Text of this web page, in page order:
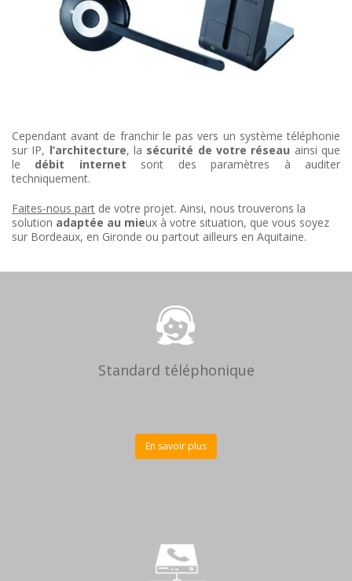
Cependant avant de franchir le pas vers un système téléphonie
sur IP, l’architecture, la sécurité de votre réseau ainsi que
le débit internet sont des paramètres à auditer
techniquement.
Faites-nous part de votre projet. Ainsi, nous trouverons la
solution adaptée au mieux à votre situation, que vous soyez
sur Bordeaux, en Gironde ou partout ailleurs en Aquitaine.
Standard téléphonique
En savoir plus